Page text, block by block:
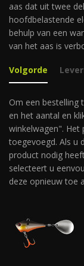
aas dat uit twee
hoofdbelastende
behulp van een
van het aas is
Volgorde
Om een bestelling
en het aantal en
winkelwagen". Het
toegevoegd. Als u
product nodig
selecteert u
deze opnieuw toe